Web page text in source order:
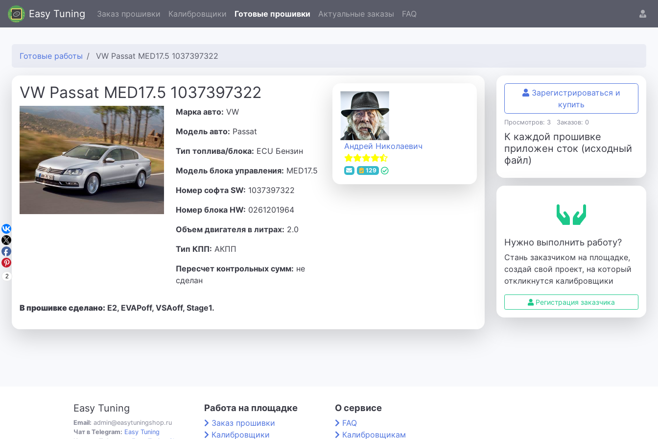
Easy Tuning Заказ прошивки Калибровщики Готовые прошивки Актуальные заказы FAQ
Готовые работы VW Passat MED17.5 1037397322
VW Passat MED17.5 1037397322
Марка авто: VW
Модель авто: Passat
Тип топлива/блока: ECU Бензин
Модель блока управления: MED17.5
Номер софта SW: 1037397322
Номер блока HW: 0261201964
Объем двигателя в литрах: 2.0
Тип КПП: АКПП
Пересчет контрольных сумм: не
сделан
Андрей Николаевич
129
В прошивке сделано: E2, EVAPoff, VSAoff, Stage1.
Зарегистрироваться и
купить
Просмотров: 3 Заказов: 0
К каждой прошивке
приложен сток (исходный
файл)
Нужно выполнить работу?
Стань заказчиком на площадке,
создай свой проект, на который
откликнутся калибровщики
Регистрация заказчика
2
Easy Tuning
Email: admin@easytuningshop.ru
Чат в Telegram: Easy Tuning
Работа на площадке
Заказ прошивки
Калибровщики
О сервисе
FAQ
Калибровщикам